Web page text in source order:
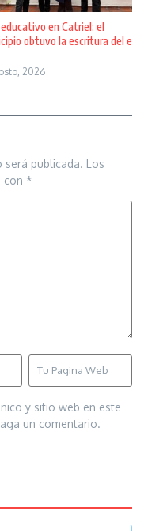
en Catriel: el
obtuvo la escritura del e
2026
publicada. Los
con *
y sitio web en este
un comentario.